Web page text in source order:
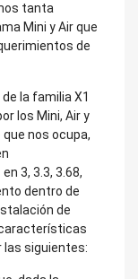
tanta
Mini y Air que
de
la familia X1
los Mini, Air y
nos ocupa,
3, 3.3, 3.68,
dentro de
de
siguientes: